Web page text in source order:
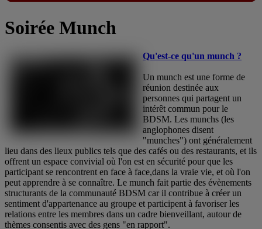
Soirée Munch
Qu'est-ce qu'un munch ?
Un munch est une forme de
réunion destinée aux
personnes qui partagent un
intérêt commun pour le
BDSM. Les munchs (les
anglophones disent
"munches") ont généralement
lieu dans des lieux publics tels que des cafés ou des restaurants, et ils
offrent un espace convivial où l'on est en sécurité pour que les
participant se rencontrent en face à face,dans la vraie vie, et où l'on
peut apprendre à se connaître. Le munch fait partie des évènements
structurants de la communauté BDSM car il contribue à créer un
sentiment d'appartenance au groupe et participent à favoriser les
relations entre les membres dans un cadre bienveillant, autour de
thèmes consentis avec des gens "en rapport".